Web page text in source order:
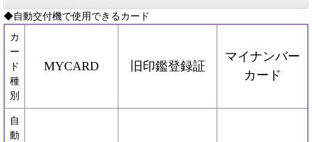
◆自動交付機で使用できるカード
カ
ー
ド
種
別
MYCARD 旧印鑑登録証
マイナンバー
カード
自
動